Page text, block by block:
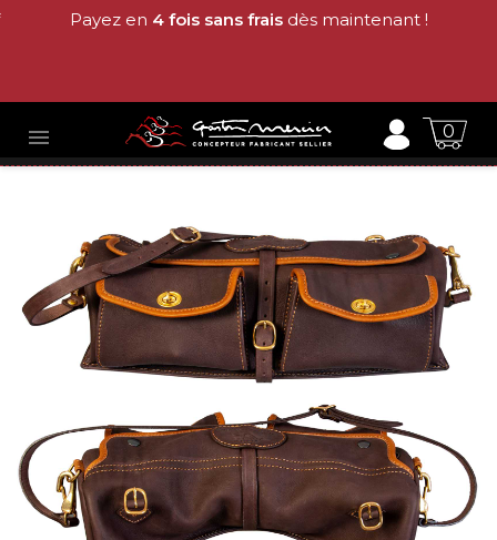
Payez en 4 fois sans fraisdès maintenant !
 0